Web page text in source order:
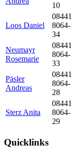
10
Loos Daniel
08441
8064-
34
Neumayr
Rosemarie
08441
8064-
33
Päsler
Andreas
08441
8064-
28
Sterz Anita
08441
8064-
29
Quicklinks